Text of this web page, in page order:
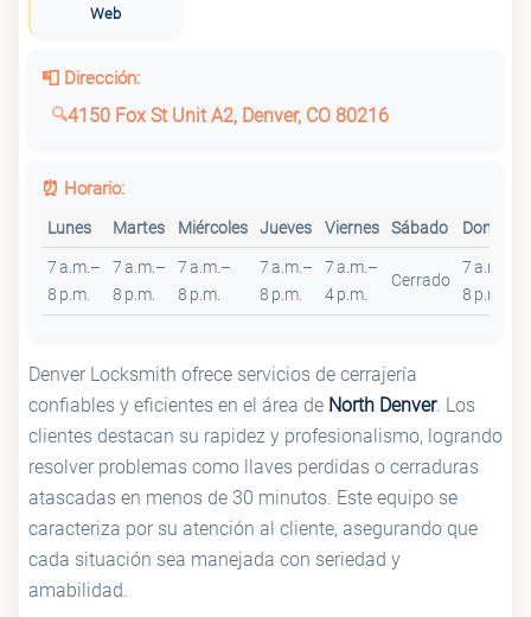
Web
📮 Dirección:
4150 Fox St Unit A2, Denver, CO 80216
⏰ Horario:
Lunes Martes Miércoles Jueves Viernes Sábado Domingo
7 a.m.–
8 p.m.
7 a.m.–
8 p.m.
7 a.m.–
8 p.m.
7 a.m.–
8 p.m.
7 a.m.–
4 p.m.
Cerrado
7 a.m.–
8 p.m.
Denver Locksmith ofrece servicios de cerrajería
confiables y eficientes en el área de North Denver. Los
clientes destacan su rapidez y profesionalismo, logrando
resolver problemas como llaves perdidas o cerraduras
atascadas en menos de 30 minutos. Este equipo se
caracteriza por su atención al cliente, asegurando que
cada situación sea manejada con seriedad y
amabilidad.